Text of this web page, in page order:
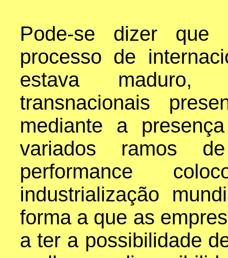
Pode-se dizer que
processo de
estava maduro,
transnacionais
mediante a
variados ramos
performance
industrialização
forma a que as
a ter a possibilidade